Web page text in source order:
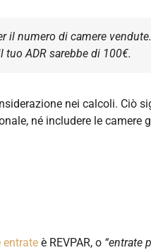
il numero di camere vendute.
ADR sarebbe di 100€.
nei calcoli. Ciò
né includere le camere
entrate è REVPAR, o “entrate